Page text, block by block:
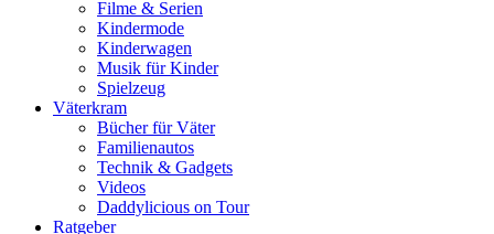
Filme & Serien
Kindermode
Kinderwagen
Musik für Kinder
Spielzeug
Väterkram
Bücher für Väter
Familienautos
Technik & Gadgets
Videos
Daddylicious on Tour
Ratgeber